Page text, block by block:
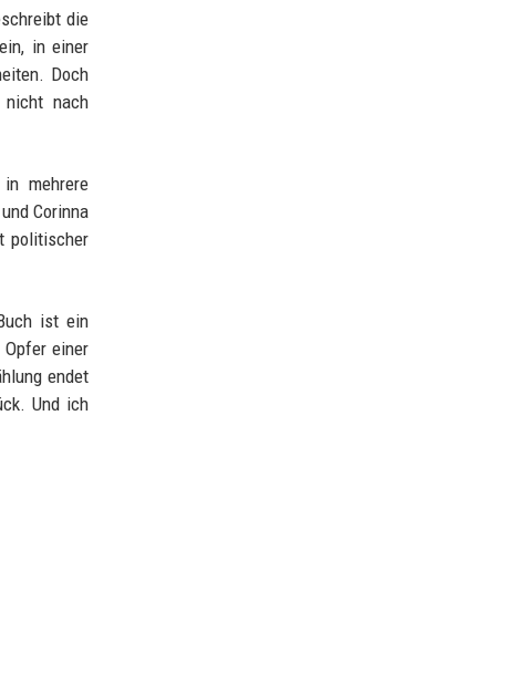
die
in einer
Doch
nach
mehrere
Corinna
politischer
ist ein
einer
endet
Und ich